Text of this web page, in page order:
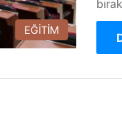
EĞİTİM